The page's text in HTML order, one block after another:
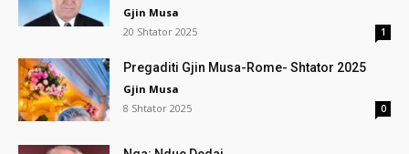
Gjin Musa
20 Shtator 2025
1
Pregaditi Gjin Musa-Rome- Shtator 2025
Gjin Musa
8 Shtator 2025
0